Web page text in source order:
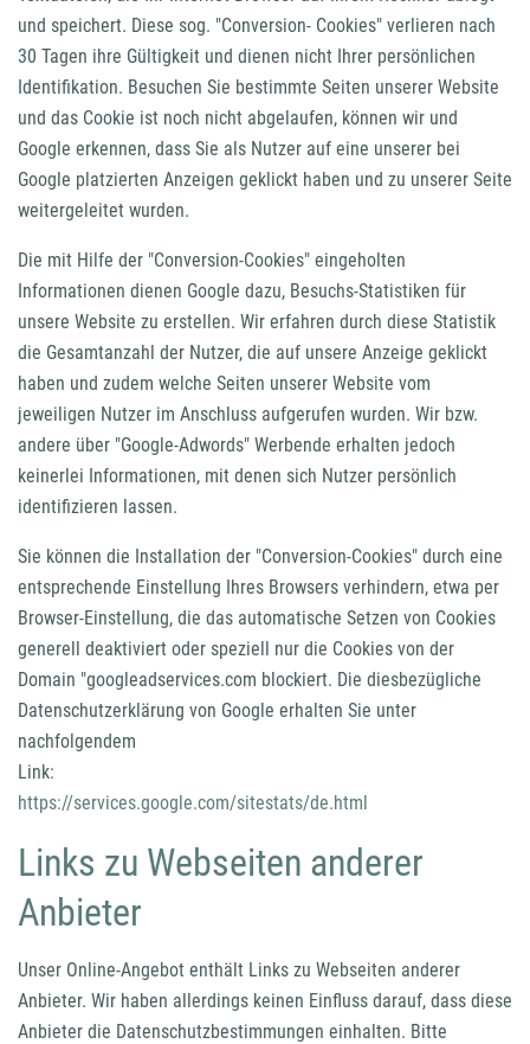
und speichert. Diese sog. "Conversion- Cookies" verlieren nach
30 Tagen ihre Gültigkeit und dienen nicht Ihrer persönlichen
Identifikation. Besuchen Sie bestimmte Seiten unserer Website
und das Cookie ist noch nicht abgelaufen, können wir und
Google erkennen, dass Sie als Nutzer auf eine unserer bei
Google platzierten Anzeigen geklickt haben und zu unserer Seite
weitergeleitet wurden.
Die mit Hilfe der "Conversion-Cookies" eingeholten
Informationen dienen Google dazu, Besuchs-Statistiken für
unsere Website zu erstellen. Wir erfahren durch diese Statistik
die Gesamtanzahl der Nutzer, die auf unsere Anzeige geklickt
haben und zudem welche Seiten unserer Website vom
jeweiligen Nutzer im Anschluss aufgerufen wurden. Wir bzw.
andere über "Google-Adwords" Werbende erhalten jedoch
keinerlei Informationen, mit denen sich Nutzer persönlich
identifizieren lassen.
Sie können die Installation der "Conversion-Cookies" durch eine
entsprechende Einstellung Ihres Browsers verhindern, etwa per
Browser-Einstellung, die das automatische Setzen von Cookies
generell deaktiviert oder speziell nur die Cookies von der
Domain "googleadservices.com blockiert. Die diesbezügliche
Datenschutzerklärung von Google erhalten Sie unter
nachfolgendem
Link:
https://services.google.com/sitestats/de.html
Links zu Webseiten anderer
Anbieter
Unser Online-Angebot enthält Links zu Webseiten anderer
Anbieter. Wir haben allerdings keinen Einfluss darauf, dass diese
Anbieter die Datenschutzbestimmungen einhalten. Bitte